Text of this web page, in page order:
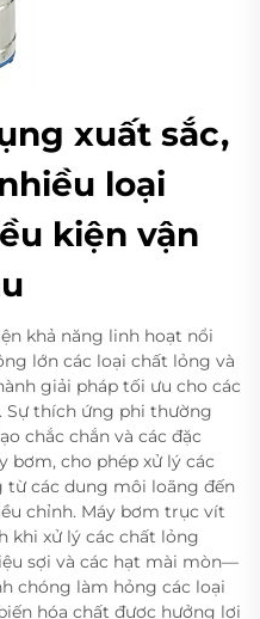
xuất sắc,
loại
kiện vận
khả năng linh hoạt nổi
lớn các loại chất lỏng và
giải pháp tối ưu cho các
Sự thích ứng phi thường
chắc chắn và các đặc
bơm, cho phép xử lý các
các dung môi loãng đến
chỉnh. Máy bơm trục vít
khi xử lý các chất lỏng
sợi và các hạt mài mòn—
chóng làm hỏng các loại
hóa chất được hưởng lợi